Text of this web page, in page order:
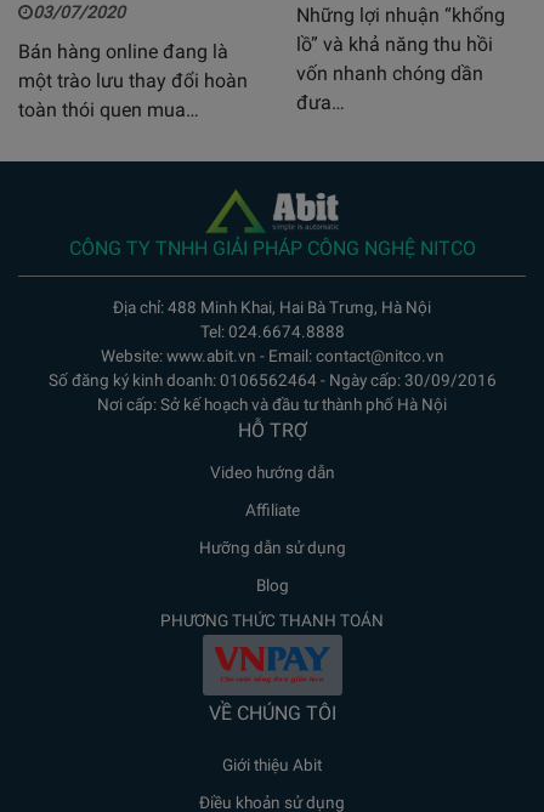
03/07/2020
Bán hàng online đang là
một trào lưu thay đổi hoàn
toàn thói quen mua…
Những lợi nhuận “khổng
lồ” và khả năng thu hồi
vốn nhanh chóng dần
đưa…
CÔNG TY TNHH GIẢI PHÁP CÔNG NGHỆ NITCO
Địa chỉ: 488 Minh Khai, Hai Bà Trưng, Hà Nội
Tel: 024.6674.8888
Website: www.abit.vn - Email: contact@nitco.vn
Số đăng ký kinh doanh: 0106562464 - Ngày cấp: 30/09/2016
Nơi cấp: Sở kế hoạch và đầu tư thành phố Hà Nội
HỖ TRỢ
Video hướng dẫn
Affiliate
Hưỡng dẫn sử dụng
Blog
PHƯƠNG THỨC THANH TOÁN
VỀ CHÚNG TÔI
Giới thiệu Abit
Điều khoản sử dụng